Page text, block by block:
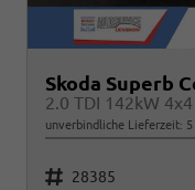
Skoda Superb
unverbindliche Lieferzeit:
Fahrzeugnr. 28385